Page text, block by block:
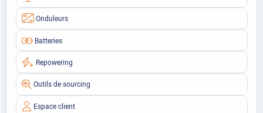
Onduleurs
Batteries
Repowering
Outils de sourcing
Espace client